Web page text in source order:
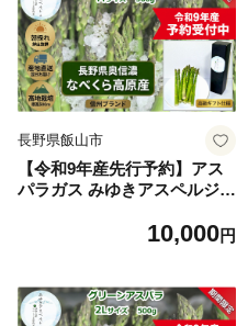
長野県飯山市
【令和9年産先行予約】アス
パラガス みゆきアスペルジュ
《出荷時期：2027年5月中
送 独自栽培 甘さ 高級 ギフト
(Ce-001)
10,000円